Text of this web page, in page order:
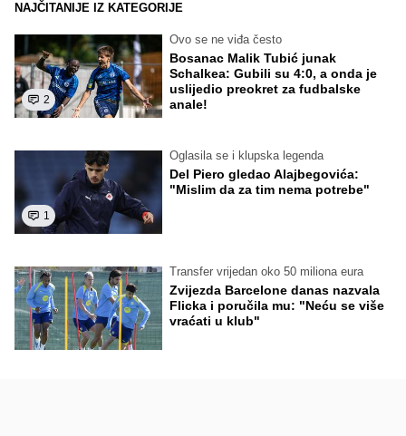
NAJČITANIJE IZ KATEGORIJE
2
Ovo se ne viđa često
Bosanac Malik Tubić junak
Schalkea: Gubili su 4:0, a onda je
uslijedio preokret za fudbalske
anale!
1
Oglasila se i klupska legenda
Del Piero gledao Alajbegovića:
"Mislim da za tim nema potrebe"
Transfer vrijedan oko 50 miliona eura
Zvijezda Barcelone danas nazvala
Flicka i poručila mu: "Neću se više
vraćati u klub"